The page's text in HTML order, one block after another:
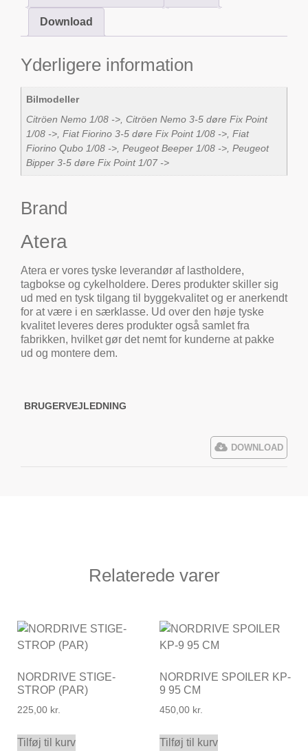
Download
Yderligere information
Bilmodeller
Citröen Nemo 1/08 ->, Citröen Nemo 3-5 døre Fix Point
1/08 ->, Fiat Fiorino 3-5 døre Fix Point 1/08 ->, Fiat
Fiorino Qubo 1/08 ->, Peugeot Beeper 1/08 ->, Peugeot
Bipper 3-5 døre Fix Point 1/07 ->
Brand
Atera
Atera er vores tyske leverandør af lastholdere,
tagbokse og cykelholdere. Deres produkter skiller sig
ud med en tysk tilgang til byggekvalitet og er anerkendt
for at være i en særklasse. Ud over den høje tyske
kvalitet leveres deres produkter også samlet fra
fabrikken, hvilket gør det nemt for kunderne at pakke
ud og montere dem.
BRUGERVEJLEDNING
DOWNLOAD
Relaterede varer
NORDRIVE STIGE-
STROP (PAR)
225,00 kr.
Tilføj til kurv
NORDRIVE SPOILER KP-
9 95 CM
450,00 kr.
Tilføj til kurv